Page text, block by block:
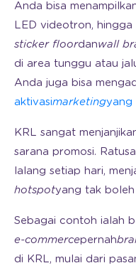
Anda bisa
LED videotron, hingga
sticker floordanwall
di area tunggu atau
Anda juga bisa
aktivasimarketingyang
KRL sangat
sarana promosi.
lalang setiap hari,
hotspotyang tak boleh
Sebagai contoh ialah
e-commercepernah
di KRL, mulai dari